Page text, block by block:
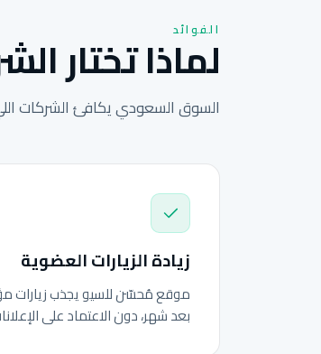
الفوائد
لماذا تختار
السوق السعودي يكافئ الشركات
زيادة الزيارات العضوية
موقع مُحسّن للسيو يجذب زيارات
بعد شهر، دون الاعتماد على